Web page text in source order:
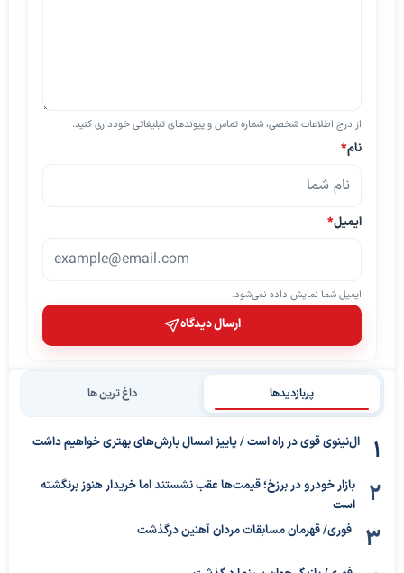
از درج اطلاعات شخصی، شماره تماس و پیوندهای تبلیغاتی خودداری کنید.
نام*
ایمیل*
ایمیل شما نمایش داده نمی‌شود.
ارسال دیدگاه
پربازدیدها داغ ترین ها
ال‌نینوی قوی در راه است / پاییز امسال بارش‌های بهتری خواهیم داشت
بازار خودرو در برزخ؛ قیمت‌ها عقب نشستند اما خریدار هنوز برنگشته
است
فوری/ قهرمان مسابقات مردان آهنین درگذشت